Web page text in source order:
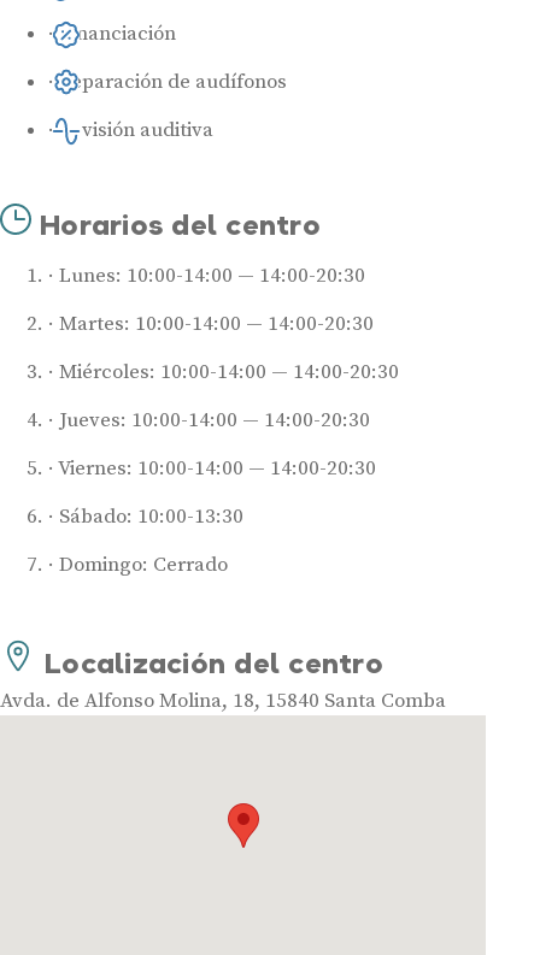
Financiación
Reparación de audífonos
Revisión auditiva
Horarios del centro
Lunes: 10:00-14:00 — 14:00-20:30
Martes: 10:00-14:00 — 14:00-20:30
Miércoles: 10:00-14:00 — 14:00-20:30
Jueves: 10:00-14:00 — 14:00-20:30
Viernes: 10:00-14:00 — 14:00-20:30
Sábado: 10:00-13:30
Domingo: Cerrado
Localización del centro
Avda. de Alfonso Molina, 18, 15840 Santa Comba
Tipos de audífonos para la sordera
Audífonos baratos
Audífonos invisibles
Audífonos potentes